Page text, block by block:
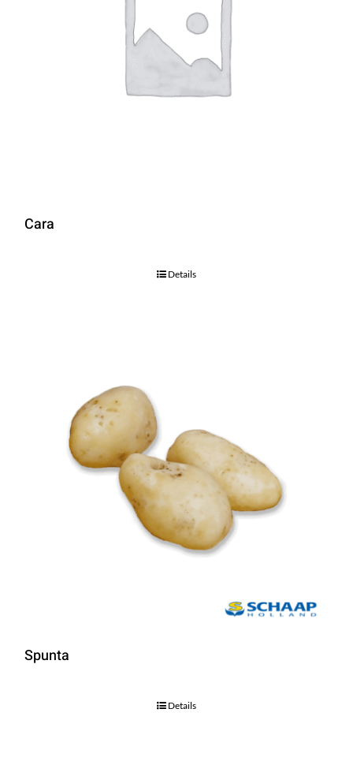
Cara
Details
Spunta
Details